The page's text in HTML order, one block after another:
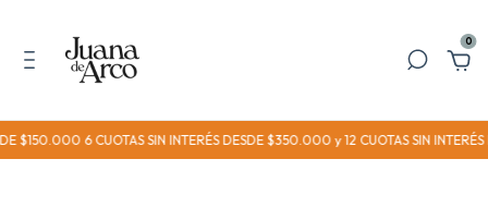
0
6 CUOTAS SIN INTERÉS DESDE $350.000 y 12 CUOTAS SIN INTERÉS